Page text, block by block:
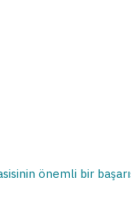
önemli bir